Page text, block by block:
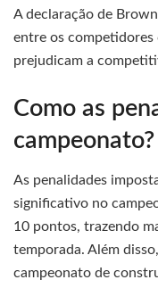
A declaração de
entre os
prejudicam a
Como as
campeonato?
As penalidades
significativo no
10 pontos, trazendo
temporada. Além
campeonato de